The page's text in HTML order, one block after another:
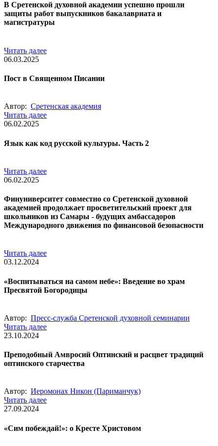
В Сретенской духовной академии успешно прошли
защиты работ выпускников бакалавриата и
магистратуры
Читать далее
06.03.2025
Пост в Священном Писании
Автор: Сретенская академия
Читать далее
06.02.2025
Язык как код русской культуры. Часть 2
Читать далее
06.02.2025
Финуниверситет совместно со Сретенской духовной
академией продолжает просветительский проект для
школьников из Самары - будущих амбассадоров
Международного движения по финансовой безопасности
Читать далее
03.12.2024
«Воспитываться на самом небе»: Введение во храм
Пресвятой Богородицы
Автор: Пресс-служба Сретенской духовной семинарии
Читать далее
23.10.2024
Преподобный Амвросий Оптинский и расцвет традиций
оптинского старчества
Автор: Иеромонах Никон (Париманчук)
Читать далее
27.09.2024
«Сим побеждай!»: о Кресте Христовом